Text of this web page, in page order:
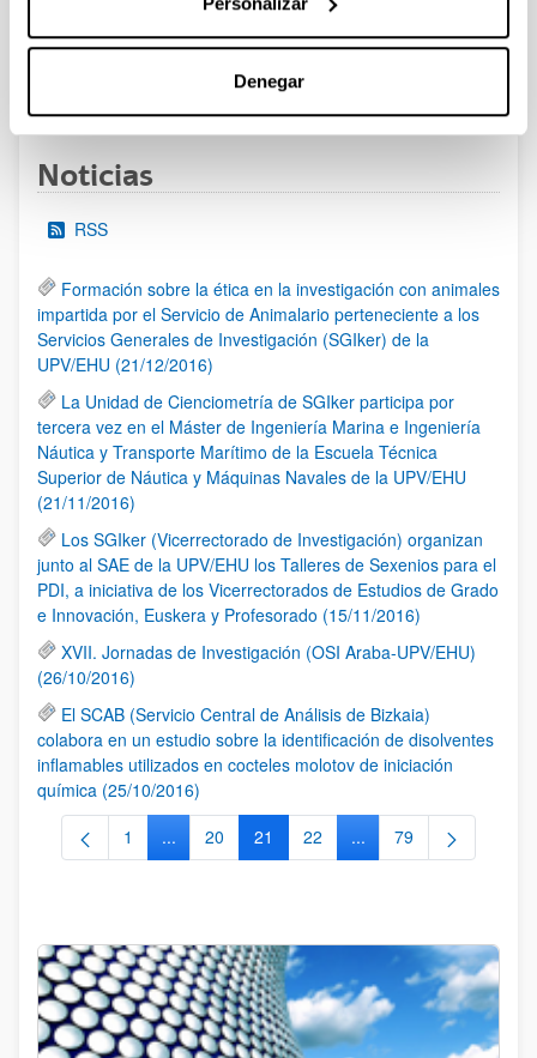
Denegar
al 30/07/2026 (ambos incluídos)
PáginaPáginaPágina
3 ...Páginas intermedias Use TAB
Noticias
RSS
Formación sobre la ética en la investigación con animales
impartida por el Servicio de Animalario perteneciente a los
Servicios Generales de Investigación (SGIker) de la
UPV/EHU (21/12/2016)
La Unidad de Cienciometría de SGIker participa por
tercera vez en el Máster de Ingeniería Marina e Ingeniería
Náutica y Transporte Marítimo de la Escuela Técnica
Superior de Náutica y Máquinas Navales de la UPV/EHU
(21/11/2016)
Los SGIker (Vicerrectorado de Investigación) organizan
junto al SAE de la UPV/EHU los Talleres de Sexenios para el
PDI, a iniciativa de los Vicerrectorados de Estudios de Grado
e Innovación, Euskera y Profesorado (15/11/2016)
XVII. Jornadas de Investigación (OSI Araba-UPV/EHU)
(26/10/2016)
El SCAB (Servicio Central de Análisis de Bizkaia)
colabora en un estudio sobre la identificación de disolventes
inflamables utilizados en cocteles molotov de iniciación
química (25/10/2016)
Página
1 ...Páginas intermedias Use TAB para desplazarse.
Página
20 Página
21 Página
22 ...Páginas intermedias
Página
79